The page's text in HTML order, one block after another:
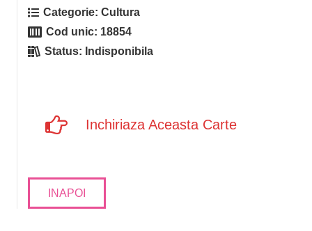
Categorie:Cultura
Cod unic: 18854
Status: Indisponibila
Inchiriaza Aceasta Carte
INAPOI